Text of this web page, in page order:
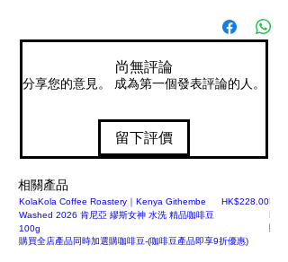
尚無評論
分享您的意見。 成為第一個發表評論的人。
留下評價
相關產品
KolaKola Coffee Roastery｜Kenya Githembe
Washed 2026 肯尼亞 繆斯女神 水洗 精品咖啡豆
100g
價格
HK$228.00
購買全店產品同時加選購咖啡豆-(咖啡豆產品即享9折優惠)
購